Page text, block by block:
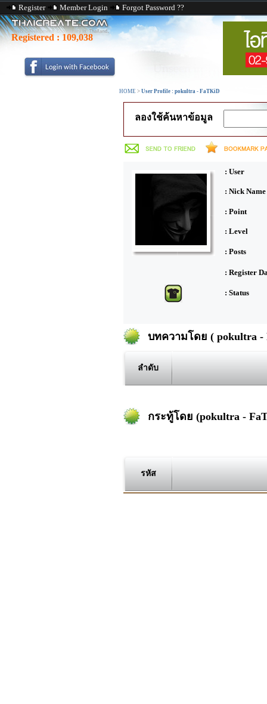
Register Member Login Forgot Password ??
Registered : 109,038
HOME > User Profile : pokultra - FaTKiD
ลองใช้ค้นหาข้อมูล
: User
: Nick Name
: Point
: Level
: Posts
: Register
: Status
บทความโดย ( pokultra -
ลำดับ
กระทู้โดย (pokultra -
รหัส